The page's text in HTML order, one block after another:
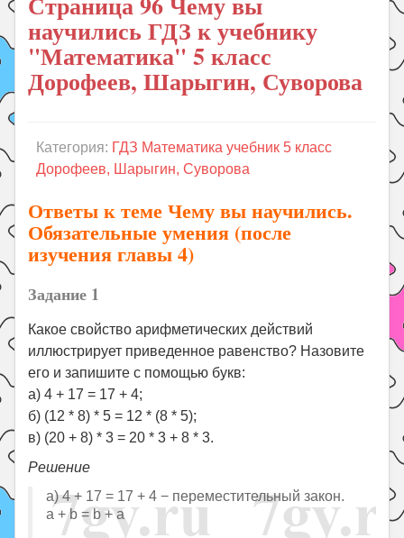
Рукоделие
Подготовка к школе
Уроки
Праздники
Летом!
научились ГДЗ к учебнику
"Математика" 5 класс
Дорофеев, Шарыгин, Суворова
Категория: ГДЗ Математика учебник 5 класс
Дорофеев, Шарыгин, Суворова
Ответы к теме Чему вы научились.
Обязательные умения (после
изучения главы 4)
Задание 1
Какое свойство арифметических действий
иллюстрирует приведенное равенство? Назовите
его и запишите с помощью букв:
а) 4 + 17 = 17 + 4;
б) (12 * 8) * 5 = 12 * (8 * 5);
в) (20 + 8) * 3 = 20 * 3 + 8 * 3.
Решение
а) 4 + 17 = 17 + 4 − переместительный закон.
a + b = b + a